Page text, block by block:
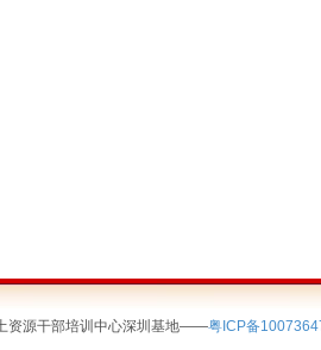
资源干部培训中心深圳基地——粤ICP备